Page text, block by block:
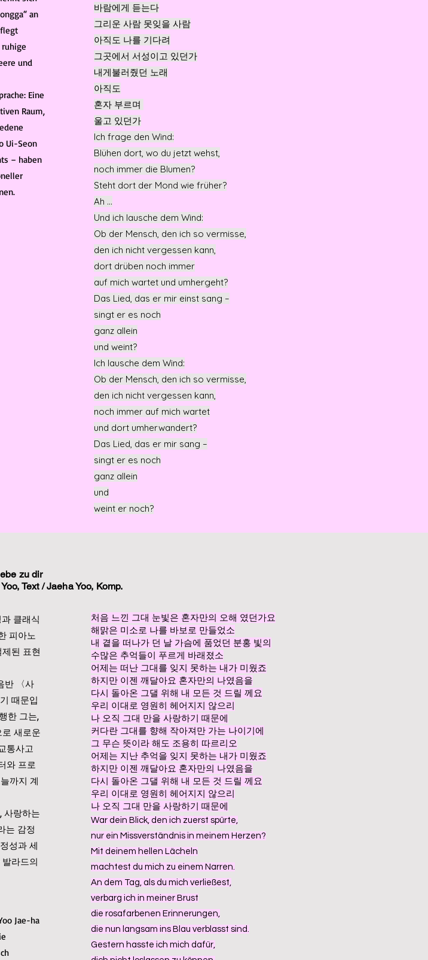
an
und
Eine
Raum,
Ui-Seon
– haben
바람에게 듣는다
그리운 사람 못잊을 사람
아직도 나를 기다려
그곳에서 서성이고 있던가
내게불러줬던 노래
아직도
혼자 부르며
​울고 있던가
Ich frage den Wind:
Blühen dort, wo du jetzt wehst,
noch immer die Blumen?
Steht dort der Mond wie früher?
Ah …
Und ich lausche dem Wind:
Ob der Mensch, den ich so vermisse,
den ich nicht vergessen kann,
dort drüben noch immer
auf mich wartet und umhergeht?
Das Lied, das er mir einst sang –
singt er es noch
ganz allein
und weint?
Ich lausche dem Wind:
Ob der Mensch, den ich so vermisse,
den ich nicht vergessen kann,
noch immer auf mich wartet
und dort umherwandert?
Das Lied, das er mir sang –
singt er es noch
ganz allein
und
weint er noch?
zu dir
Text / Jaeha Yoo, Komp.
클래식
피아노
된 표현
반 〈사
때문입
한 그는,
새로운
통사고
와 프로
까지 계
사랑하는
는 감정
성과 세
라드의
Jae-ha
처음 느낀 그대 눈빛은 혼자만의 오해 였던가요
​해맑은 미소로 나를 바보로 만들었소
내 곁을 떠나가 던 날 가슴에 품었던 분홍 빛의
수많은 추억들이 푸르게 바래졌소
어제는 떠난 그대를 잊지 못하는 내가 미웠죠
하지만 이젠 깨달아요 혼자만의 나였음을
다시 돌아온 그댈 위해 내 모든 것 드릴 께요
우리 이대로 영원히 헤어지지 않으리
나 오직 그대 만을 사랑하기 때문에
커다란 그대를 향해 작아져만 가는 나이기에
그 무슨 뜻이라 해도 조용히 따르리오
어제는 지난 추억을 잊지 못하는 내가 미웠죠
하지만 이젠 깨달아요 혼자만의 나였음을
다시 돌아온 그댈 위해 내 모든 것 드릴 께요
우리 이대로 영원히 헤어지지 않으리
나 오직 그대 만을 사랑하기 때문에
War dein Blick, den ich zuerst spürte,
nur ein Missverständnis in meinem Herzen?
Mit deinem hellen Lächeln
machtest du mich zu einem Narren.
An dem Tag, als du mich verließest,
verbarg ich in meiner Brust
die rosafarbenen Erinnerungen,
die nun langsam ins Blau verblasst sind.
Gestern hasste ich mich dafür,